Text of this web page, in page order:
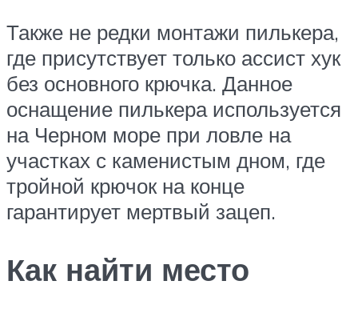
Также не редки монтажи пилькера,
где присутствует только ассист хук
без основного крючка. Данное
оснащение пилькера используется
на Черном море при ловле на
участках с каменистым дном, где
тройной крючок на конце
гарантирует мертвый зацеп.
Как найти место